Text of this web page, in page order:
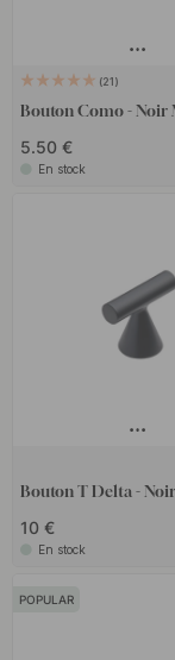
21
Bouton Como - Noir
5.50 €
En stock
Bouton T Delta -
10 €
En stock
POPULAR